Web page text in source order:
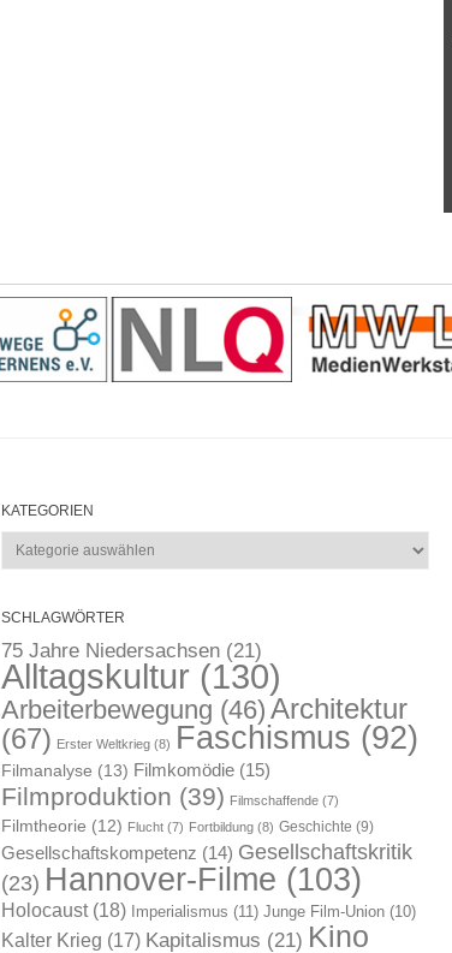
KATEGORIEN
Kategorien
SCHLAGWÖRTER
75 Jahre Niedersachsen (21)
Alltagskultur (130)
Arbeiterbewegung (46) Architektur
(67) Erster Weltkrieg (8) Faschismus (92)
Filmanalyse (13) Filmkomödie (15)
Filmproduktion (39) Filmschaffende (7)
Filmtheorie (12) Flucht (7) Fortbildung (8) Geschichte (9)
Gesellschaftskompetenz (14) Gesellschaftskritik
(23) Hannover-Filme (103)
Holocaust(18) Imperialismus (11) Junge Film-Union (10)
Kalter Krieg (17) Kapitalismus (21) Kino